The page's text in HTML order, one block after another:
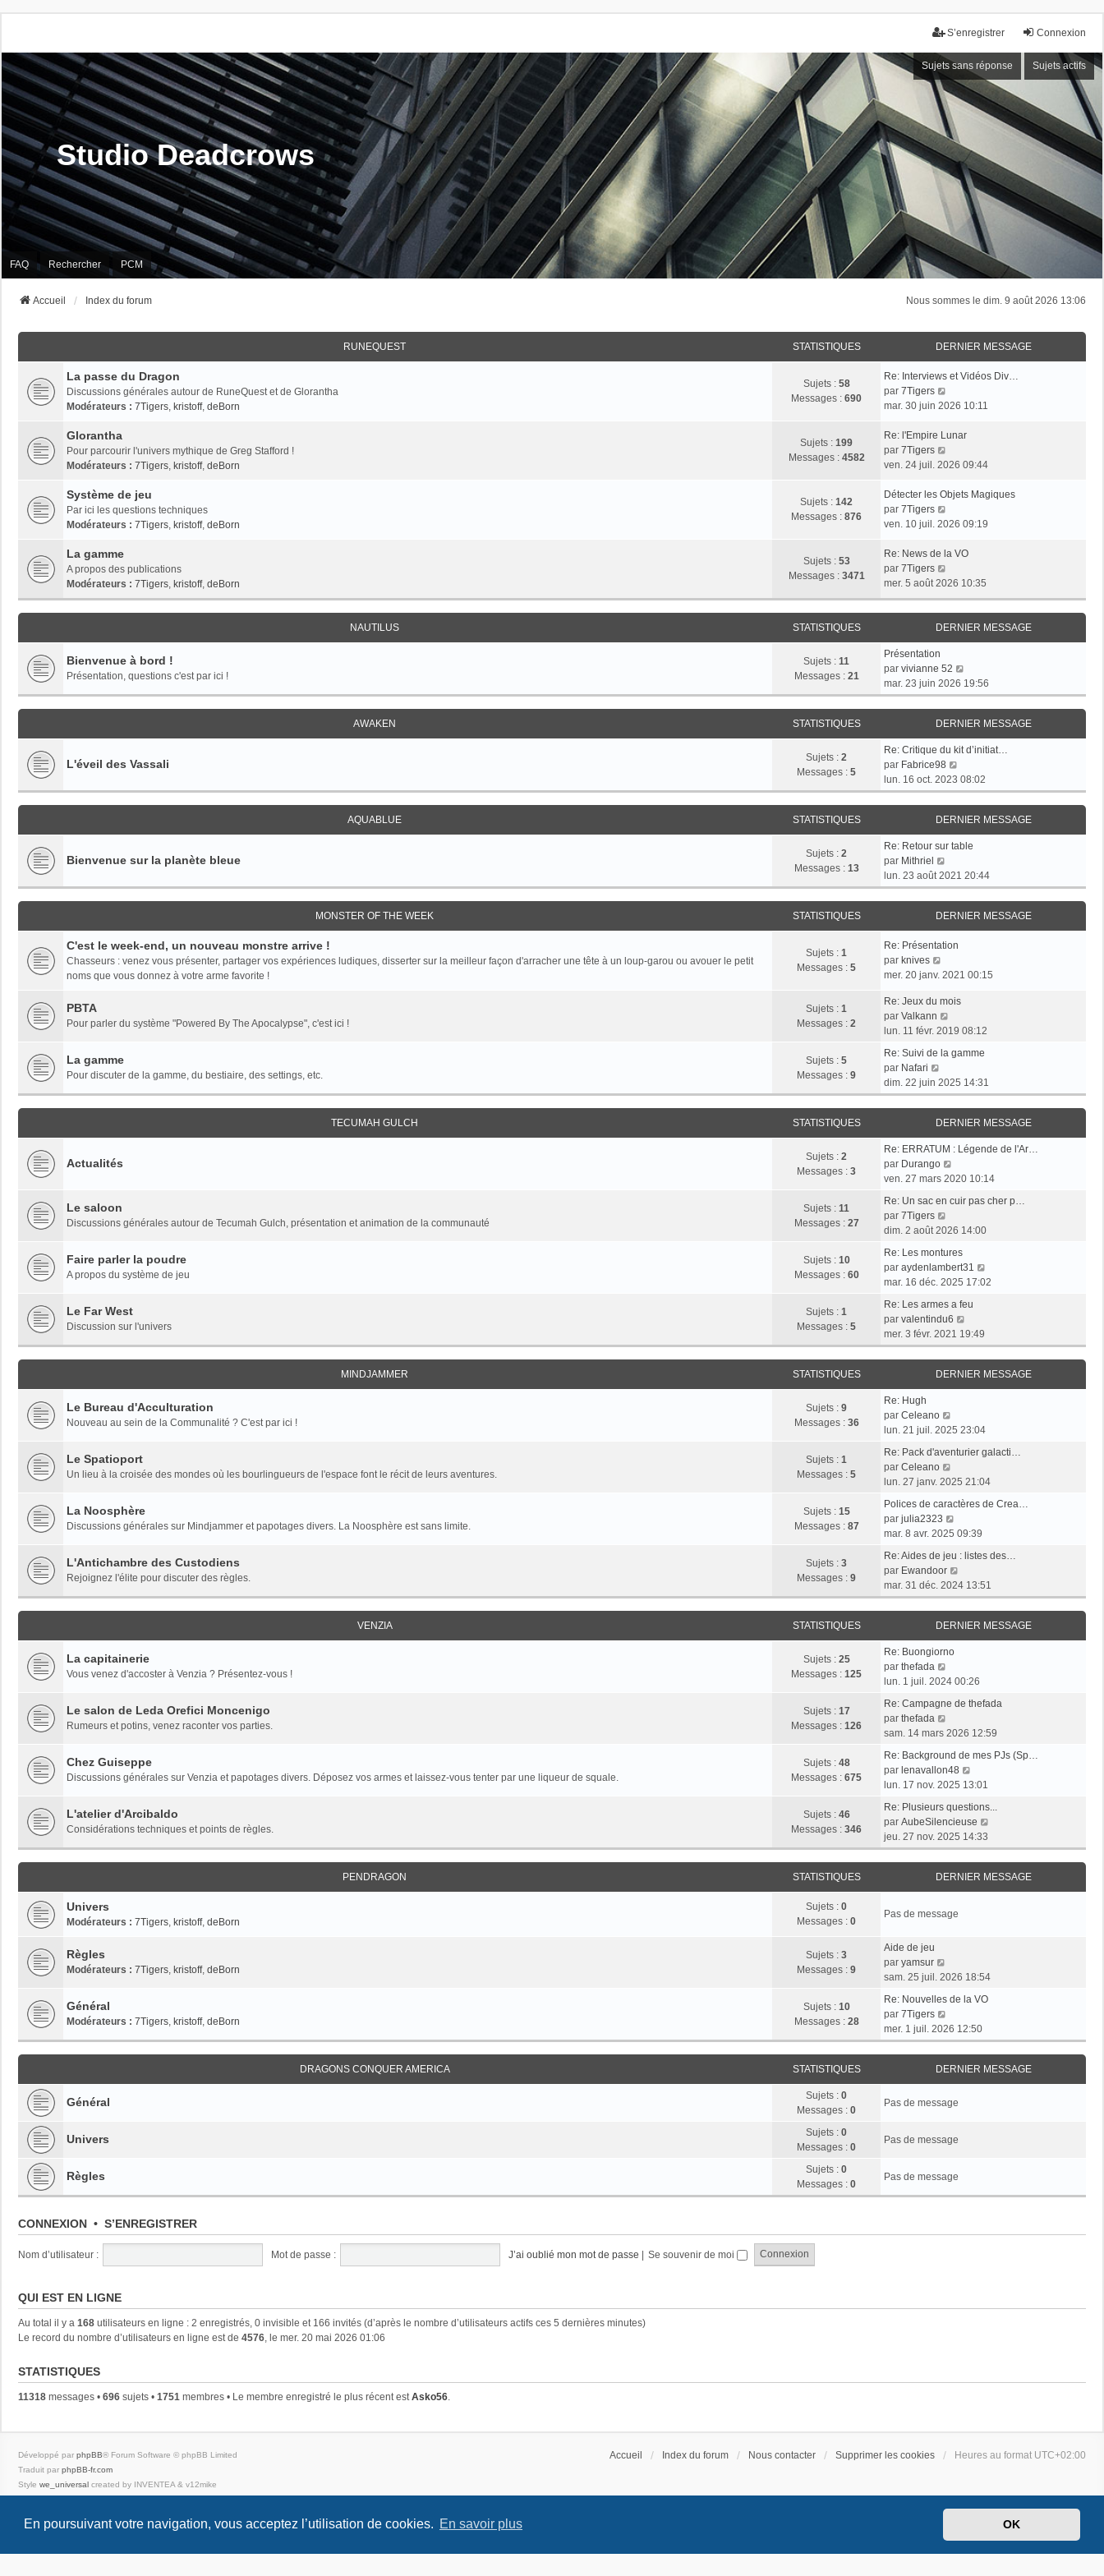
En poursuivant votre navigation, vous acceptez l’utilisation de cookies. En savoir plus OK
Connexion
S’enregistrer
Sujets sans réponse Sujets actifs
Studio Deadcrows
FAQ Rechercher PCM
Nous sommes le dim. 9 août 2026 13:06
Accueil Index du forum
RUNEQUEST STATISTIQUES DERNIER MESSAGE
La passe du Dragon
Discussions générales autour de RuneQuest et de Glorantha
Modérateurs : 7Tigers, kristoff, deBorn
Sujets : 58
Messages : 690
Re: Interviews et Vidéos Div…
par 7Tigers
o
r
e
e
n
e
m
e
s
s
a
e
mar. 30 juin 2026 10:11
Glorantha
Pour parcourir l'univers mythique de Greg Stafford !
Modérateurs : 7Tigers, kristoff, deBorn
Sujets : 199
Messages : 4582
Re: l'Empire Lunar
par 7Tigers
o
r
e
e
n
i
e
r
m
s
s
a
e
ven. 24 juil. 2026 09:44
Système de jeu
Par ici les questions techniques
Modérateurs : 7Tigers, kristoff, deBorn
Sujets : 142
Messages : 876
Détecter les Objets Magiques
par 7Tigers
o
r
e
d
e
r
n
e
r
m
s
s
a
g
e
ven. 10 juil. 2026 09:19
La gamme
A propos des publications
Modérateurs : 7Tigers, kristoff, deBorn
Sujets : 53
Messages : 3471
Re: News de la VO
par 7Tigers
o
i
r
l
e
e
r
n
e
r
m
e
s
s
a
g
e
mer. 5 août 2026 10:35
NAUTILUS STATISTIQUES DERNIER MESSAGE
Bienvenue à bord !
Présentation, questions c'est par ici !
Sujets : 11
Messages : 21
Présentation
par vivianne 52
o
i
r
l
e
d
r
i
r
e
s
s
a
g
mar. 23 juin 2026 19:56
AWAKEN STATISTIQUES DERNIER MESSAGE
L'éveil des Vassali Sujets : 2
Messages : 5
Re: Critique du kit d’initiat…
par Fabrice98
o
i
r
l
e
d
r
i
e
s
g
lun. 16 oct. 2023 08:02
AQUABLUE STATISTIQUES DERNIER MESSAGE
Bienvenue sur la planète bleue Sujets : 2
Messages : 13
Re: Retour sur table
par Mithriel
o
i
r
l
e
d
r
i
e
r
m
s
s
a
g
e
lun. 23 août 2021 20:44
MONSTER OF THE WEEK STATISTIQUES DERNIER MESSAGE
C'est le week-end, un nouveau monstre arrive !
Chasseurs : venez vous présenter, partager vos expériences ludiques, disserter sur la meilleur façon d'arracher une tête à un loup-garou ou avouer le petit
noms que vous donnez à votre arme favorite !
Sujets : 1
Messages : 5
Re: Présentation
par knives
o
r
l
e
d
r
n
i
e
r
m
e
s
s
a
g
mer. 20 janv. 2021 00:15
PBTA
Pour parler du système "Powered By The Apocalypse", c'est ici !
Sujets : 1
Messages : 2
Re: Jeux du mois
par Valkann
o
r
e
e
n
i
e
m
s
s
a
g
lun. 11 févr. 2019 08:12
La gamme
Pour discuter de la gamme, du bestiaire, des settings, etc.
Sujets : 5
Messages : 9
Re: Suivi de la gamme
par Nafari
o
i
r
l
e
d
e
r
n
i
e
m
e
s
s
a
g
e
dim. 22 juin 2025 14:31
TECUMAH GULCH STATISTIQUES DERNIER MESSAGE
Actualités Sujets : 2
Messages : 3
Re: ERRATUM : Légende de l'Ar…
par Durango
o
r
e
d
e
r
i
e
r
e
g
ven. 27 mars 2020 10:14
Le saloon
Discussions générales autour de Tecumah Gulch, présentation et animation de la communauté
Sujets : 11
Messages : 27
Re: Un sac en cuir pas cher p…
par 7Tigers
o
r
l
e
d
e
r
n
i
e
r
e
s
s
a
g
dim. 2 août 2026 14:00
Faire parler la poudre
A propos du système de jeu
Sujets : 10
Messages : 60
Re: Les montures
par aydenlambert31
o
e
m
s
s
mar. 16 déc. 2025 17:02
Le Far West
Discussion sur l'univers
Sujets : 1
Messages : 5
Re: Les armes a feu
par valentindu6
o
i
r
l
e
r
n
e
m
s
s
g
e
mer. 3 févr. 2021 19:49
MINDJAMMER STATISTIQUES DERNIER MESSAGE
Le Bureau d'Acculturation
Nouveau au sein de la Communalité ? C'est par ici !
Sujets : 9
Messages : 36
Re: Hugh
par Celeano
o
r
e
d
e
r
i
e
r
e
s
g
lun. 21 juil. 2025 23:04
Le Spatioport
Un lieu à la croisée des mondes où les bourlingueurs de l'espace font le récit de leurs aventures.
Sujets : 1
Messages : 5
Re: Pack d'aventurier galacti…
par Celeano
o
r
l
e
d
e
r
n
i
e
r
m
s
s
g
lun. 27 janv. 2025 21:04
La Noosphère
Discussions générales sur Mindjammer et papotages divers. La Noosphère est sans limite.
Sujets : 15
Messages : 87
Polices de caractères de Crea…
par julia2323
o
r
l
e
e
e
m
s
s
a
g
mar. 8 avr. 2025 09:39
L'Antichambre des Custodiens
Rejoignez l'élite pour discuter des règles.
Sujets : 3
Messages : 9
Re: Aides de jeu : listes des…
par Ewandoor
o
i
r
l
e
r
n
e
m
e
s
s
a
g
e
mar. 31 déc. 2024 13:51
VENZIA STATISTIQUES DERNIER MESSAGE
La capitainerie
Vous venez d'accoster à Venzia ? Présentez-vous !
Sujets : 25
Messages : 125
Re: Buongiorno
par thefada
o
r
e
d
e
r
i
e
r
e
a
lun. 1 juil. 2024 00:26
Le salon de Leda Orefici Moncenigo
Rumeurs et potins, venez raconter vos parties.
Sujets : 17
Messages : 126
Re: Campagne de thefada
par thefada
o
r
l
e
d
e
r
n
i
e
r
m
g
e
sam. 14 mars 2026 12:59
Chez Guiseppe
Discussions générales sur Venzia et papotages divers. Déposez vos armes et laissez-vous tenter par une liqueur de squale.
Sujets : 48
Messages : 675
Re: Background de mes PJs (Sp…
par lenavallon48
o
r
l
e
e
e
s
g
lun. 17 nov. 2025 13:01
L'atelier d'Arcibaldo
Considérations techniques et points de règles.
Sujets : 46
Messages : 346
Re: Plusieurs questions...
par AubeSilencieuse
i
r
l
e
e
s
s
a
g
jeu. 27 nov. 2025 14:33
PENDRAGON STATISTIQUES DERNIER MESSAGE
Univers
Modérateurs : 7Tigers, kristoff, deBorn
Sujets : 0
Messages : 0
Pas de message
Règles
Modérateurs : 7Tigers, kristoff, deBorn
Sujets : 3
Messages : 9
Aide de jeu
par yamsur
o
r
e
e
i
r
s
s
sam. 25 juil. 2026 18:54
Général
Modérateurs : 7Tigers, kristoff, deBorn
Sujets : 10
Messages : 28
Re: Nouvelles de la VO
par 7Tigers
o
i
r
l
e
d
n
e
s
mer. 1 juil. 2026 12:50
DRAGONS CONQUER AMERICA STATISTIQUES DERNIER MESSAGE
Général Sujets : 0
Messages : 0
Pas de message
Univers Sujets : 0
Messages : 0
Pas de message
Règles Sujets : 0
Messages : 0
Pas de message
CONNEXION • S’ENREGISTRER
Nom d’utilisateur : Mot de passe : J’ai oublié mon mot de passe | Se souvenir de moi
QUI EST EN LIGNE
Au total il y a 168 utilisateurs en ligne : 2 enregistrés, 0 invisible et 166 invités (d’après le nombre d’utilisateurs actifs ces 5 dernières minutes)
Le record du nombre d’utilisateurs en ligne est de 4576, le mer. 20 mai 2026 01:06
STATISTIQUES
11318 messages • 696 sujets • 1751 membres • Le membre enregistré le plus récent estAsko56.
Accueil Index du forum Nous contacter Supprimer les cookies Heures au format UTC+02:00
Développé par phpBB® Forum Software © phpBB Limited
Traduit par phpBB-fr.com
Style we_universal created by INVENTEA & v12mike